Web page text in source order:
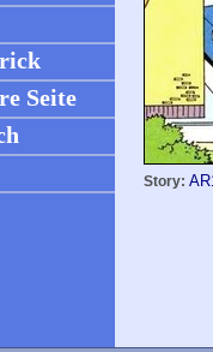
Seite
Story: